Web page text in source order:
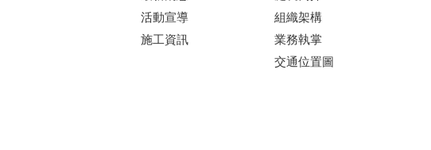
活動宣導
施工資訊
組織架構
業務執掌
交通位置圖